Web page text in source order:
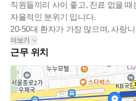
직원들끼리 사이 좋고, 진료 없을
자율적인 분위기 입니다.
20-50대 환자가 가장 많으며, 사랑
란트 치료를 중점적으로 하고 있습니
소아 및 틀니환자는 거의 없습니다.
더보기
근무 위치